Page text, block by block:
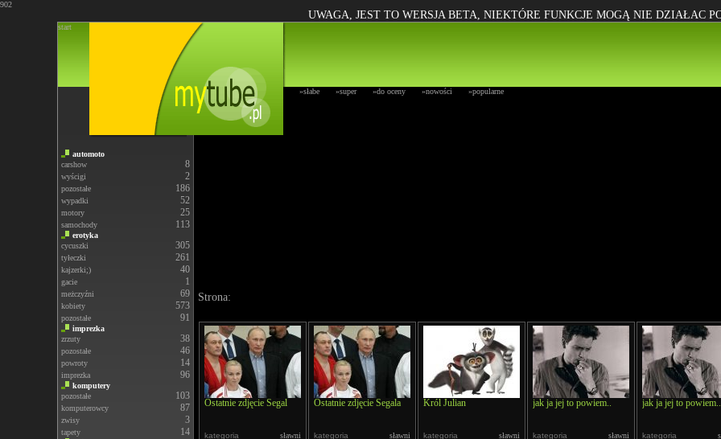
902
UWAGA, JEST TO WERSJA BETA, NIEKTÓRE FUNKCJE MOGĄ NIE DZIAŁAC
start
»słabe »super »do oceny »nowości »popularne
automoto
carshow
8
wyścigi 2
pozostałe 186
wypadki 52
motory 25
samochody 113
erotyka
cycuszki
305
tyłeczki 261
kajzerki;) 40
gacie 1
meżczyźni 69
kobiety 573
pozostałe 91
imprezka
zrzuty
38
pozostałe 46
powroty 14
imprezka 96
komputery
pozostałe
103
komputerowcy 87
zwisy 3
tapety 14
Strona:
Ostatnie zdjęcie Segal
kategoria
sławni
Ostatnie zdjęcie Segala
kategoria
sławni
Król Julian
kategoria
sławni
jak ja jej to powiem..
kategoria
sławni
jak ja jej to powiem..
kategoria